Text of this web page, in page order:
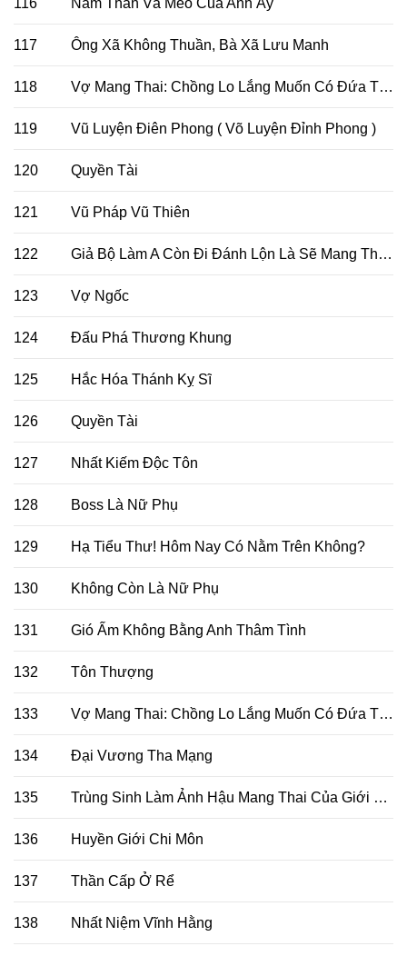
116 Nam Thần Và Mèo Của Anh Ấy
117 Ông Xã Không Thuần, Bà Xã Lưu Manh
118 Vợ Mang Thai: Chồng Lo Lắng Muốn Có Đứa Thứ Hai
119 Vũ Luyện Điên Phong ( Võ Luyện Đỉnh Phong )
120 Quyền Tài
121 Vũ Pháp Vũ Thiên
122 Giả Bộ Làm A Còn Đi Đánh Lộn Là Sẽ Mang Thai Đó
123 Vợ Ngốc
124 Đấu Phá Thương Khung
125 Hắc Hóa Thánh Kỵ Sĩ
126 Quyền Tài
127 Nhất Kiếm Độc Tôn
128 Boss Là Nữ Phụ
129 Hạ Tiểu Thư! Hôm Nay Có Nằm Trên Không?
130 Không Còn Là Nữ Phụ
131 Gió Ấm Không Bằng Anh Thâm Tình
132 Tôn Thượng
133 Vợ Mang Thai: Chồng Lo Lắng Muốn Có Đứa Thứ Hai
134 Đại Vương Tha Mạng
135 Trùng Sinh Làm Ảnh Hậu Mang Thai Của Giới Giải Trí
136 Huyền Giới Chi Môn
137 Thần Cấp Ở Rể
138 Nhất Niệm Vĩnh Hằng